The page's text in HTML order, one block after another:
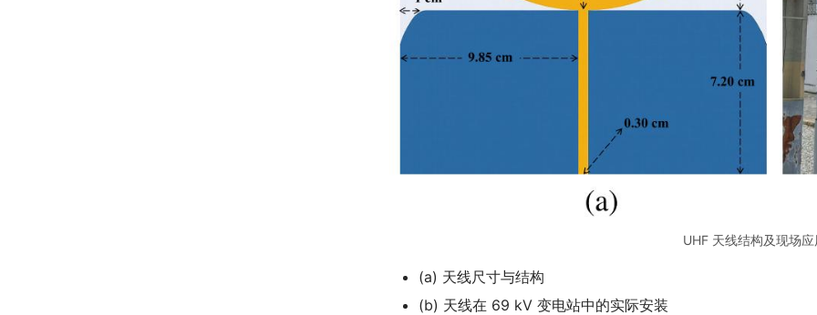
UHF 天线结构及现场
(a) 天线尺寸与结构
(b) 天线在 69 kV 变电站中的实际安装